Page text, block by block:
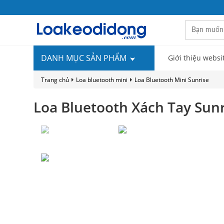
DANH MỤC SẢN PHẨM Giới thiệu
Trang chủ Loa bluetooth mini Loa Bluetooth Mini Sunrise
Loa Bluetooth Xách Tay